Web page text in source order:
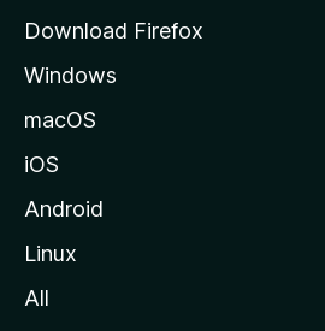
l
d
o
z
l
Download Firefox
Windows
macOS
iOS
Android
Linux
All